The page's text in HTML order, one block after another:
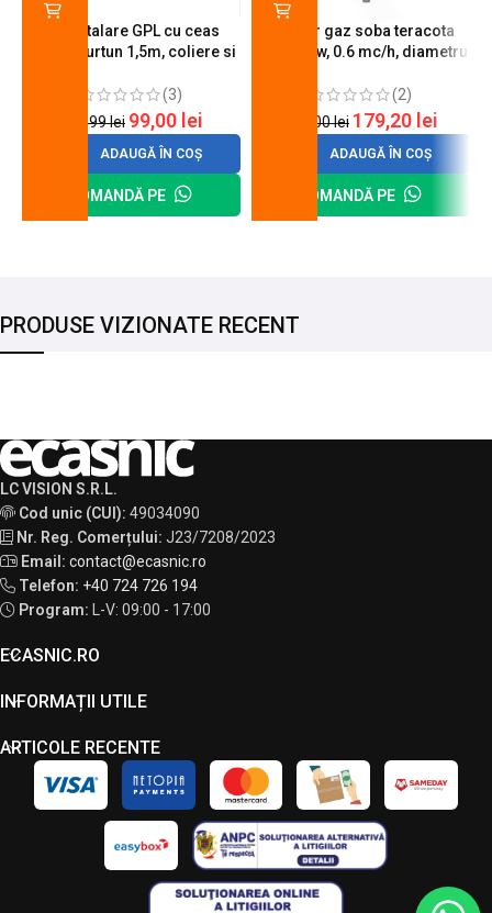
Kit instalare GPL cu ceas
butelie, furtun 1,5m, coliere si
(3)
120,99lei 99,00 lei
ADAUGĂ ÎN COȘ
COMANDĂ PE
Arzator gaz soba teracota
A600, 6 kw, 0.6 mc/h, diametru
(2)
200,00lei 179,20 lei
ADAUGĂ ÎN COȘ
COMANDĂ PE
PRODUSE VIZIONATE RECENT
LC VISION S.R.L.
Cod unic (CUI): 49034090
Nr. Reg. Comerțului: J23/7208/2023
Email: contact@ecasnic.ro
Telefon: +40 724 726 194
Program:
L-V: 09:00 - 17:00
ECASNIC.RO
INFORMAȚII UTILE
ARTICOLE RECENTE